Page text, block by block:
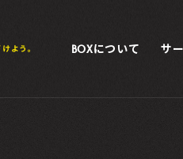
BOXについて サ